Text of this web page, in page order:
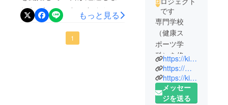
したが、いったいなんとい
うスピーディーさなので
しょうか。すでに２名の方
もっと見る
1
です
専門学校
（健康ス
ポーツ学
科）を修了
し、プログ
ラマを経
験。
スポーツを
https://kinbitious.com/
https://menu.abilitytrainer.cloud/
https://kinnikubaka.com/news/
メッセー
ジを送る